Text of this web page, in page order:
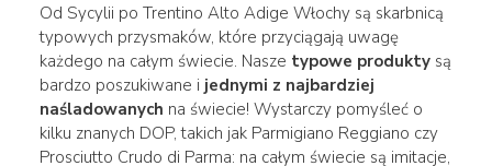
Od Sycylii po Trentino Alto Adige Włochy są skarbnicą
typowych przysmaków, które przyciągają uwagę
każdego na całym świecie. Nasze typowe produktysą
bardzo poszukiwane i jednymi z najbardziej
naśladowanych na świecie! Wystarczy pomyśleć o
kilku znanych DOP, takich jak Parmigiano Reggiano czy
Prosciutto Crudo di Parma: na całym świecie są imitacje,